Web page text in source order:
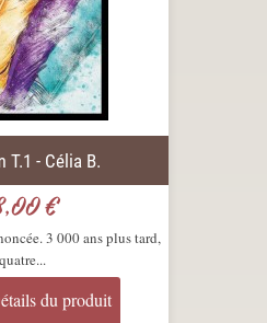
T.1 - Célia B.
€
3 000 ans plus tard,
quatre...
du produit